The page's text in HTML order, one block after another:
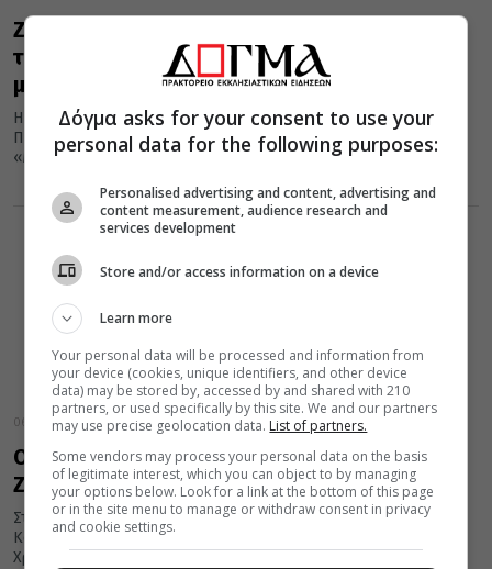
Ζωοδόχος Πηγή Μπαλουκλή: Τι συμβαίνει με
την Παναγιά της Πόλης και τα
μισοτηγανισμένα ψάρια
Η εορτή της Ζωοδόχου Πηγής, την οποία εορτάζουμε σήμερα,
Παρασκευή της Διακαινησίμου, είναι εορτή της Παναγίας.
«Μπαλούκ» στα τουρκικά...
06 Μαΐου 2016
Ο Μεσσηνίας Χρυσόστομος στην Ι. Μονή
Ζωοδόχου Πηγής Βελανιδιάς
Στην πανηγυρίζουσα Ιερά Μονή Ζωοδόχου Πηγής Βελανιδιάς
Καλαμάτας, μετέβη ο Σεβασμιώτατος Μητροπολίτης Μεσσηνίας
Χρυσόστομος.
Δόγμα asks for your consent to use your
personal data for the following purposes:
Personalised advertising and content, advertising and
content measurement, audience research and
services development
Store and/or access information on a device
Learn more
Your personal data will be processed and information from
your device (cookies, unique identifiers, and other device
data) may be stored by, accessed by and shared with 210
partners, or used specifically by this site. We and our partners
may use precise geolocation data. List of partners.
Some vendors may process your personal data on the basis
of legitimate interest, which you can object to by managing
your options below. Look for a link at the bottom of this page
or in the site menu to manage or withdraw consent in privacy
and cookie settings.